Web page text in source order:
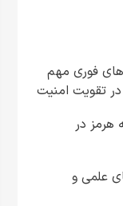
فوری مهم
در تقویت امنیت
هرمز در
علمی و